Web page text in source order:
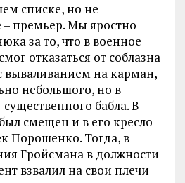
списке, но не
премьер. Мы яростно
за то, что в военное
отказаться от соблазна
вываливанием на карман,
небольшого, но в
бабла. В
смещен и в его кресло
Порошенко. Тогда, в
Гройсмана в должности
взвалил на свои плечи